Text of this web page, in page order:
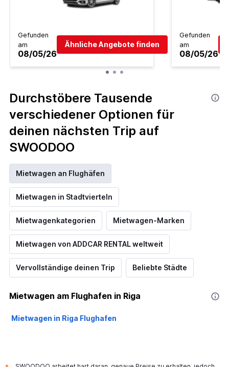
Gefunden
am
08/05/26
Ähnliche Angebote finden
Gefunden
am
08/05/26
Durchstöbere Tausende
verschiedener Optionen für
deinen nächsten Trip auf
SWOODOO
Mietwagen an Flughäfen
Mietwagen in Stadtvierteln
Mietwagenkategorien Mietwagen-Marken
Mietwagen von ADDCAR RENTAL weltweit
Vervollständige deinen Trip Beliebte Städte
Mietwagen am Flughafen in Riga
Mietwagen in Riga Flughafen